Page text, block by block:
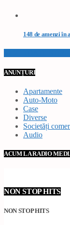
148 de amenzi
ANUNȚURI
Apartamente
Auto-Moto
Case
Diverse
Societăți
Audio
ACUM LA RADIO
NON STOP HITS
NON STOP HITS